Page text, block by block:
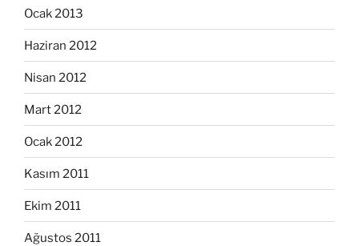
Ocak 2013
Haziran 2012
Nisan 2012
Mart 2012
Ocak 2012
Kasım 2011
Ekim 2011
Ağustos 2011